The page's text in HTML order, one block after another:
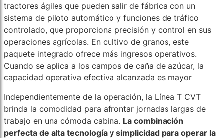
tractores ágiles que pueden salir de fábrica con un
sistema de piloto automático y funciones de tráfico
controlado, que proporciona precisión y control en sus
operaciones agrícolas. En cultivo de granos, este
paquete integrado ofrece más ingresos operativos.
Cuando se aplica a los campos de caña de azúcar, la
capacidad operativa efectiva alcanzada es mayor
Independientemente de la operación, la Línea T CVT
brinda la comodidad para afrontar jornadas largas de
trabajo en una cómoda cabina. La combinación
perfecta de alta tecnología y simplicidad para operar la